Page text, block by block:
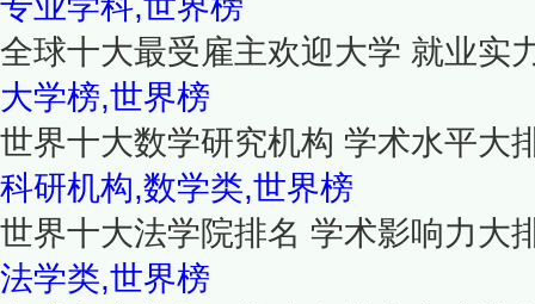
全球十大最受雇主欢迎大学 就业实
大学榜,世界榜
世界十大数学研究机构 学术水平大
科研机构,数学类,世界榜
世界十大法学院排名 学术影响力大
法学类,世界榜